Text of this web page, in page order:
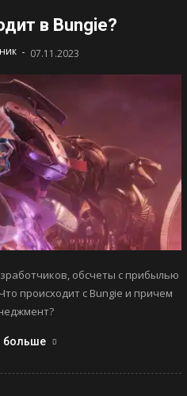
в Bungie?
- 07.11.2023
обсчеты с прибылью
происходит с Bungie и причем
больше